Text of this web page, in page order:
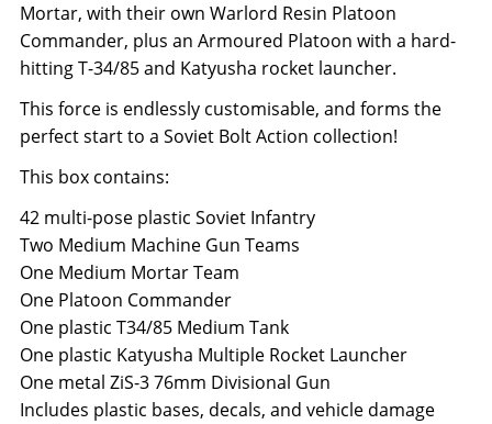
Mortar, with their own Warlord Resin Platoon
Commander, plus an Armoured Platoon with a hard-
hitting T-34/85 and Katyusha rocket launcher.
This force is endlessly customisable, and forms the
perfect start to a Soviet Bolt Action collection!
This box contains:
42 multi-pose plastic Soviet Infantry
Two Medium Machine Gun Teams
One Medium Mortar Team
One Platoon Commander
One plastic T34/85 Medium Tank
One plastic Katyusha Multiple Rocket Launcher
One metal ZiS-3 76mm Divisional Gun
Includes plastic bases, decals, and vehicle damage